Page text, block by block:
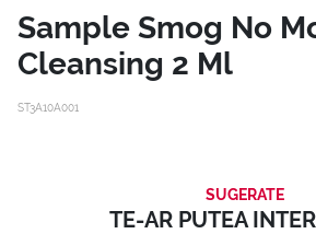
Sample Smog No
Cleansing 2 Ml
ST3A10A001
SUGERATE
TE-AR PUTEA